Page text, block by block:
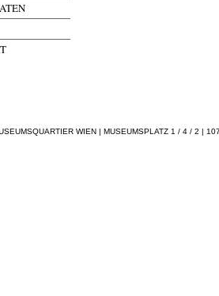
WIEN | MUSEUMSPLATZ 1 / 4 / 2 |